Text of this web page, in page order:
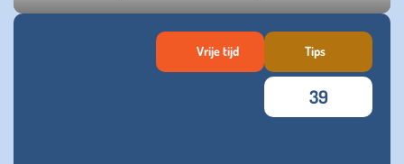
maandag 15 december 2025
Vrije tijd Tips
39